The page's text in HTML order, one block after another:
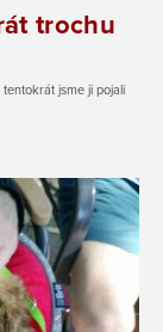
trochu
jsme ji pojali